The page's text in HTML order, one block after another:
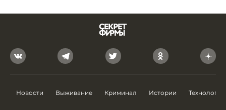
Новости Выживание Криминал Истории Технологии